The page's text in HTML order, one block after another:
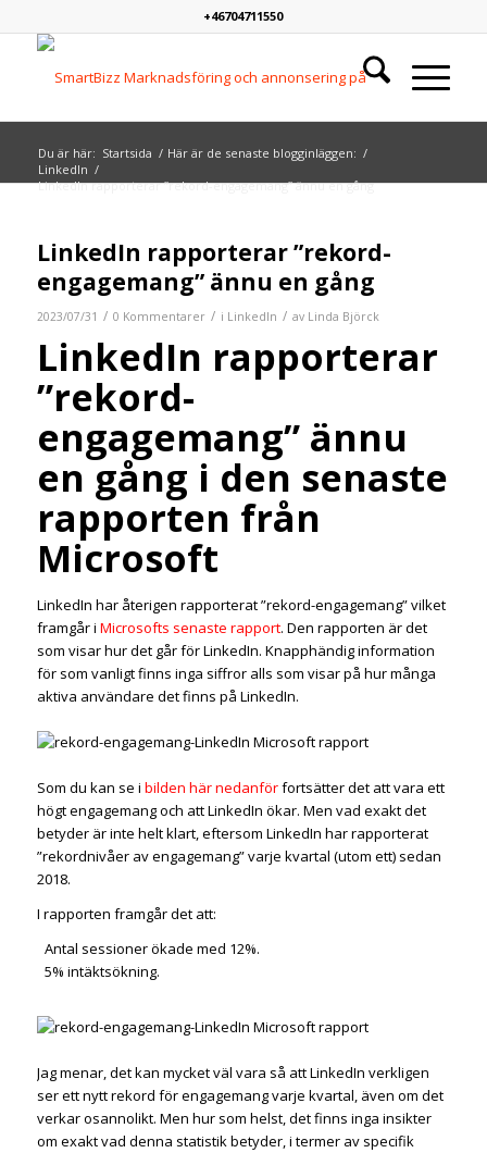
+46704711550
Du är här: Startsida / Här är de senaste blogginläggen: /
LinkedIn /
LinkedIn rapporterar ”rekord-engagemang” ännu en gång
LinkedIn rapporterar ”rekord-
engagemang” ännu en gång
2023/07/31 / 0 Kommentarer / i LinkedIn / av Linda Björck
LinkedIn rapporterar
”rekord-
engagemang” ännu
en gång i den senaste
rapporten från
Microsoft
LinkedIn har återigen rapporterat ”rekord-engagemang” vilket
framgår i Microsofts senaste rapport. Den rapporten är det
som visar hur det går för LinkedIn. Knapphändig information
för som vanligt finns inga siffror alls som visar på hur många
aktiva användare det finns på LinkedIn.
Som du kan se i bilden här nedanförfortsätter det att vara ett
högt engagemang och att LinkedIn ökar. Men vad exakt det
betyder är inte helt klart, eftersom LinkedIn har rapporterat
”rekordnivåer av engagemang” varje kvartal (utom ett) sedan
2018.
I rapporten framgår det att:
Antal sessioner ökade med 12%.
5% intäktsökning.
Jag menar, det kan mycket väl vara så att LinkedIn verkligen
ser ett nytt rekord för engagemang varje kvartal, även om det
verkar osannolikt. Men hur som helst, det finns inga insikter
om exakt vad denna statistik betyder, i termer av specifik